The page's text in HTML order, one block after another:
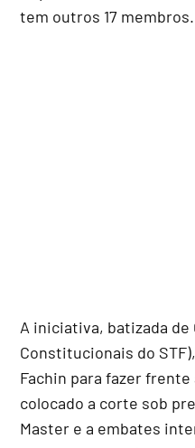
tem outros 17 membros.
A iniciativa, batizada de
Constitucionais do
Fachin para fazer
colocado a corte sob
Master e a embates